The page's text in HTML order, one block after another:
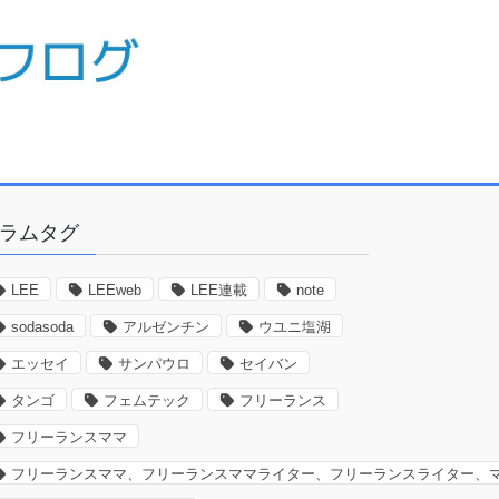
ムタグ
LEE LEEweb LEE連載 note
sodasoda アルゼンチン ウユニ塩湖
エッセイ サンパウロ セイバン
タンゴ フェムテック フリーランス
フリーランスママ
フリーランスママ、フリーランスママライター、フリーランスライター、